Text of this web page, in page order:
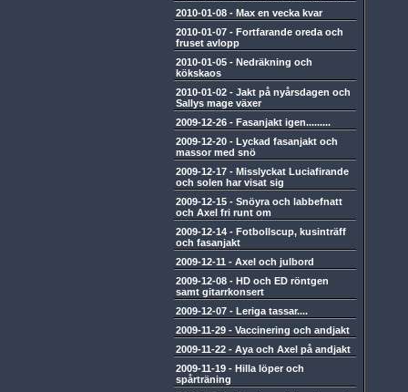
2010-01-08 - Max en vecka kvar
2010-01-07 - Fortfarande oreda och
fruset avlopp
2010-01-05 - Nedräkning och
kökskaos
2010-01-02 - Jakt på nyårsdagen och
Sallys mage växer
2009-12-26 - Fasanjakt igen.........
2009-12-20 - Lyckad fasanjakt och
massor med snö
2009-12-17 - Misslyckat Luciafirande
och solen har visat sig
2009-12-15 - Snöyra och labbefnatt
och Axel fri runt om
2009-12-14 - Fotbollscup, kusinträff
och fasanjakt
2009-12-11 - Axel och julbord
2009-12-08 - HD och ED röntgen
samt gitarrkonsert
2009-12-07 - Leriga tassar....
2009-11-29 - Vaccinering och andjakt
2009-11-22 - Aya och Axel på andjakt
2009-11-19 - Hilla löper och
spårträning